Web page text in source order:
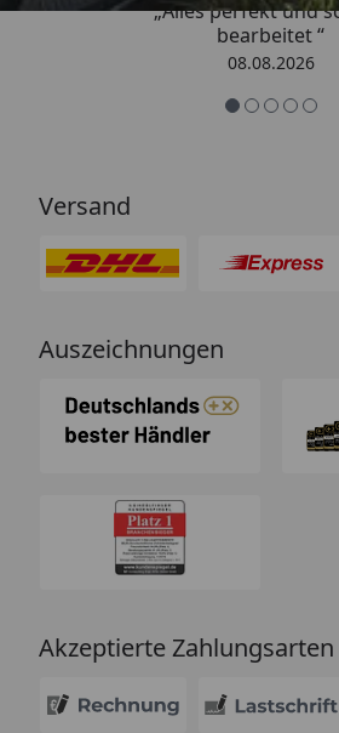
„Alles perfekt und
bearbeitet “
08.08.2026
Versand
Auszeichnungen
Akzeptierte Zahlungsarten